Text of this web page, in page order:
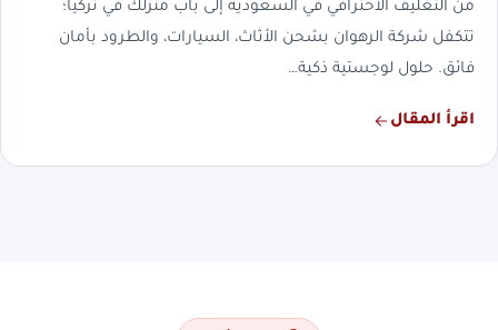
من التغليف الاحترافي في السعودية إلى باب منزلك في تركيا؛
تتكفل شركة الرهوان بشحن الأثاث، السيارات، والطرود بأمان
فائق. حلول لوجستية ذكية…
اقرأ المقال